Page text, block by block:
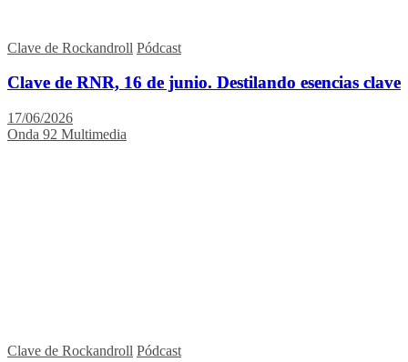
Clave de Rockandroll Pódcast
Clave de RNR, 16 de junio. Destilando esencias clave
17/06/2026
Onda 92 Multimedia
Clave de Rockandroll Pódcast